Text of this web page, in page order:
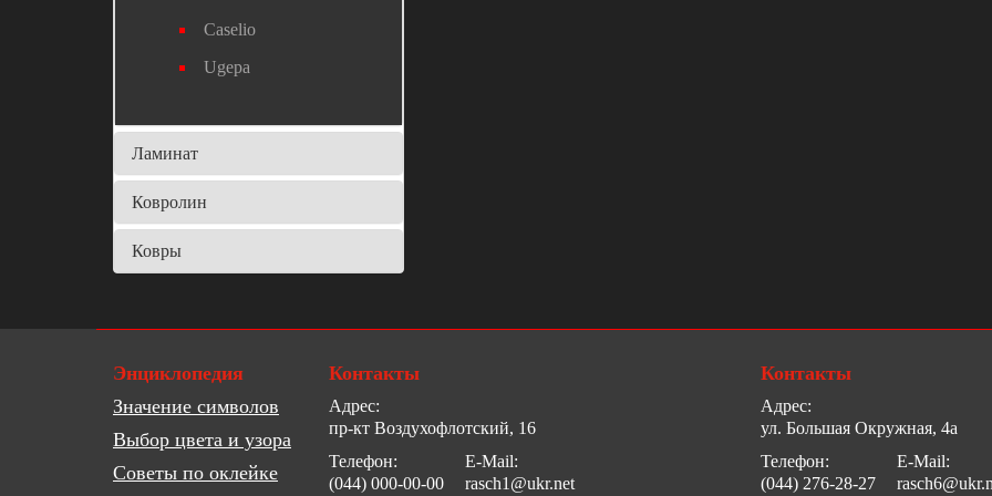
Caselio
Ugepa
Ламинат
Ковролин
Ковры
Энциклопедия
Значение символов
Выбор цвета и узора
Советы по оклейке
Контакты
Адрес:
пр-кт Воздухофлотский, 16
Телефон:
(044) 000-00-00
E-Mail:
rasch1@ukr.net
Контакты
Адрес:
ул. Большая Окружная, 4а
Телефон:
(044) 276-28-27
E-Mail: